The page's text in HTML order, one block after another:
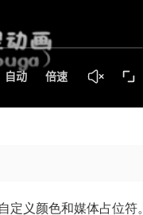
义颜色和媒体占位符。